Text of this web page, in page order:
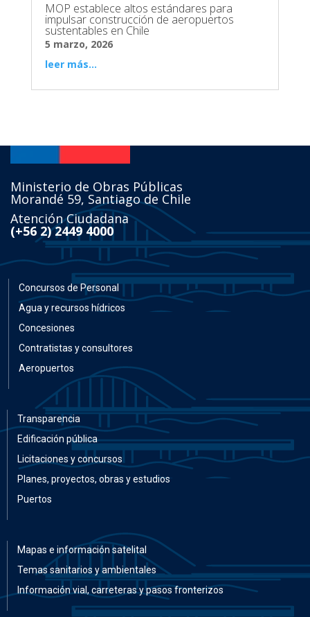
MOP establece altos estándares para
impulsar construcción de aeropuertos
sustentables en Chile
5 marzo, 2026
leer más...
Ministerio de Obras Públicas
Morandé 59, Santiago de Chile
Atención Ciudadana
(+56 2) 2449 4000
Concursos de Personal
Agua y recursos hídricos
Concesiones
Contratistas y consultores
Aeropuertos
Transparencia
Edificación pública
Licitaciones y concursos
Planes, proyectos, obras y estudios
Puertos
Mapas e información satelital
Temas sanitarios y ambientales
Información vial, carreteras y pasos fronterizos